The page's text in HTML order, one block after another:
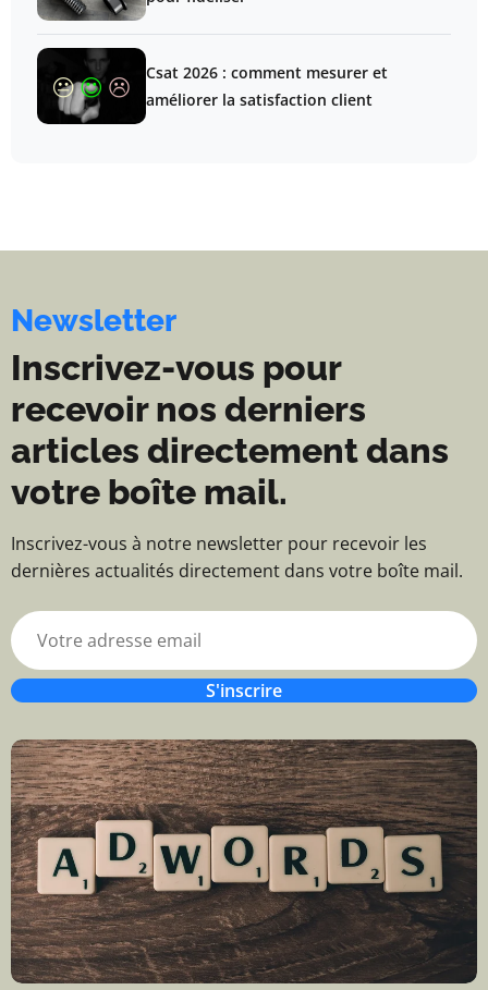
Csat 2026 : comment mesurer et
améliorer la satisfaction client
Newsletter
Inscrivez-vous pour
recevoir nos derniers
articles directement dans
votre boîte mail.
Inscrivez-vous à notre newsletter pour recevoir les
dernières actualités directement dans votre boîte mail.
S'inscrire